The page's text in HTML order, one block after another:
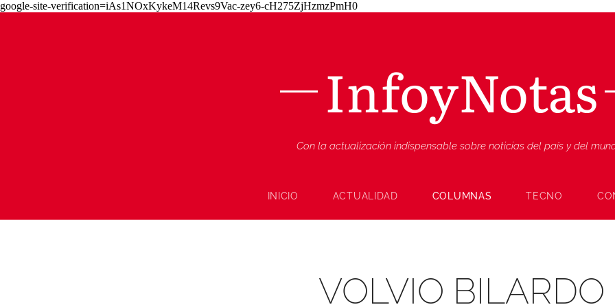
google-site-verification=iAs1NOxKykeM14Revs9Vac-zey6-cH275ZjHzmzPmH0
InfoyNotas
Con la actualización indispensable sobre noticias del país y del
INICIO ACTUALIDAD COLUMNAS TECNO
VOLVIO BILARDO